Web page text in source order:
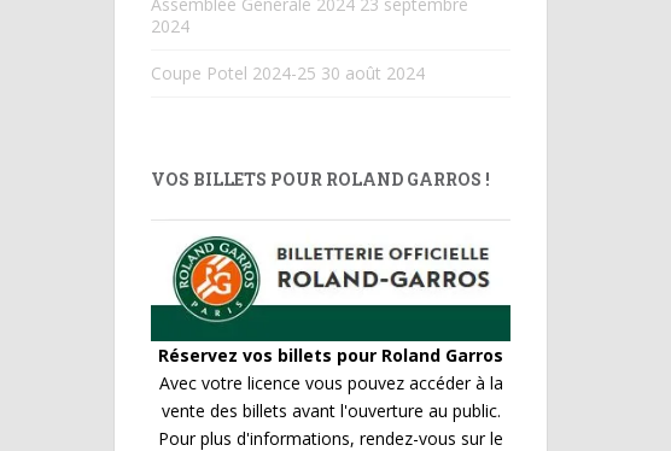
2024
Coupe Potel 2024-25 30 août 2024
VOS BILLETS POUR ROLAND GARROS !
Réservez vos billets pour Roland Garros
Avec votre licence vous pouvez accéder à la
vente des billets avant l'ouverture au public.
Pour plus d'informations, rendez-vous sur le